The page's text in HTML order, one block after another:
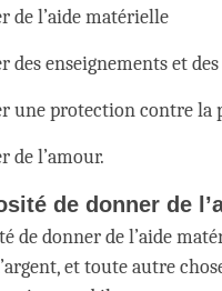
de l’aide matérielle
des enseignements et
une protection contre la
de l’amour.
de donner de
de donner de l’aide
et toute autre